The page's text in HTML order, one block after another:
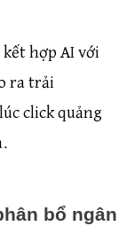
hợp AI với
ra trải
click quảng
bổ ngân